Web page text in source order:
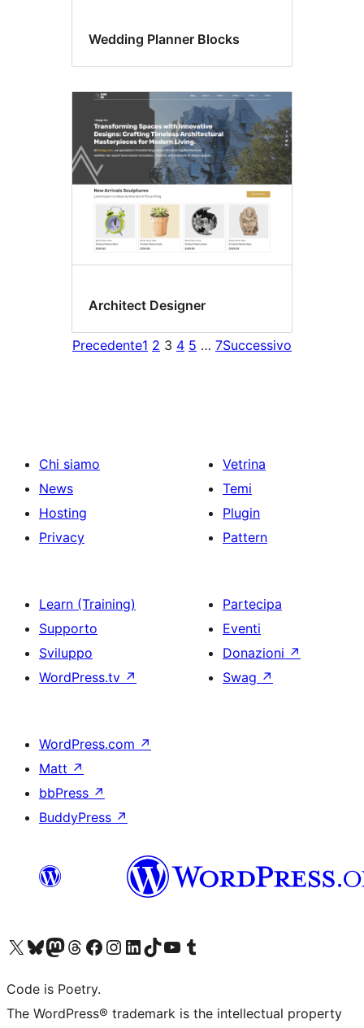
Wedding Planner Blocks
Architect Designer
Precedente1 2 3 4 5 … 7Successivo
Chi siamo
News
Hosting
Privacy
Vetrina
Temi
Plugin
Pattern
Learn (Training)
Supporto
Sviluppo
WordPress.tv ↗
Partecipa
Eventi
Donazioni ↗
Swag ↗
WordPress.com ↗
Matt ↗
bbPress ↗
BuddyPress ↗
Visita il nostro account X (ex Twitter)
Visita il nostro account Bluesky
Visita il nostro account Mastodon
Visita il nostro account Threads
Visita la nostra pagina Facebook
Visita il nostro account Instagram
Visita il nostro account LinkedIn
Visita il nostro account TikTok
Visita il nostro canale YouTube
Visita il nostro account Tumblr
Code is Poetry.
The WordPress® trademark is the intellectual property